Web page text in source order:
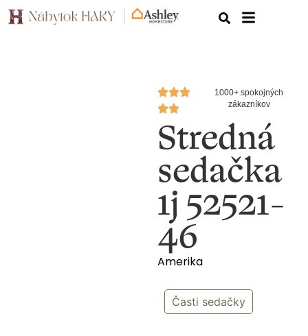
1000+ spokojných
zákazníkov
Stredná
sedačka
1j 52521-
46
Amerika
Časti sedačky